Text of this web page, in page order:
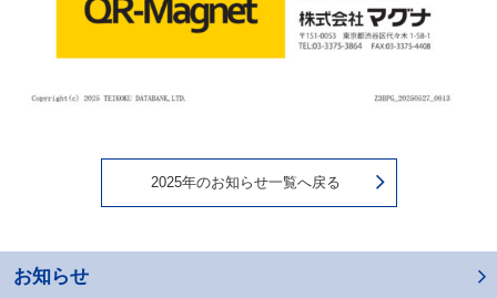
2025年のお知らせ一覧へ戻る
お知らせ